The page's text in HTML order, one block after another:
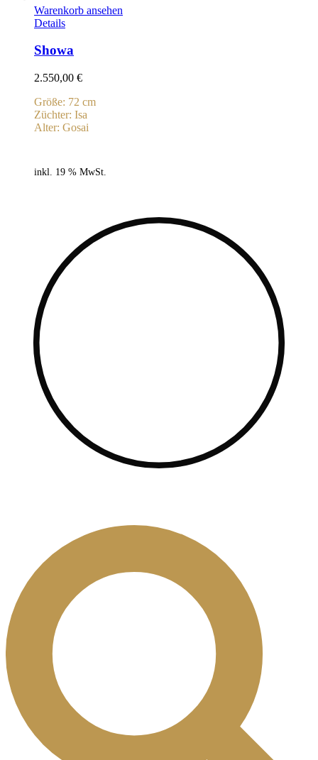
Warenkorb ansehen
Details
Showa
2.550,00 €
Größe: 72 cm
Züchter: Isa
Alter: Gosai
inkl. 19 % MwSt.